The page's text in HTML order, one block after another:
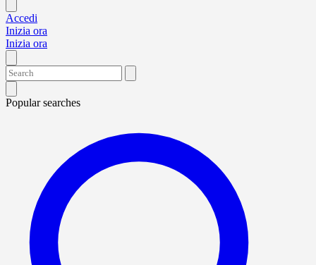
Accedi
Inizia ora
Inizia ora
Popular searches